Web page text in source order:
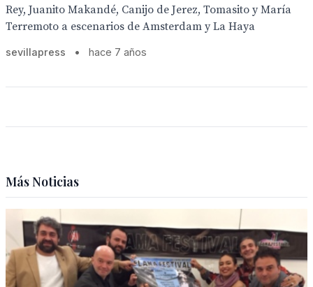
Rey, Juanito Makandé, Canijo de Jerez, Tomasito y María
Terremoto a escenarios de Amsterdam y La Haya
sevillapress • hace 7 años
Más Noticias